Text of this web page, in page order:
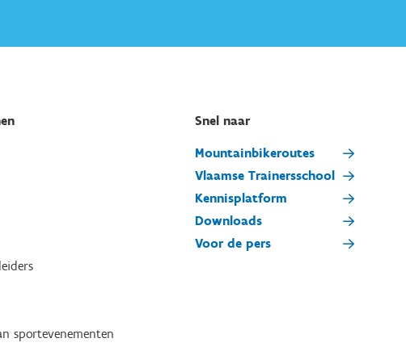
sportevenementen
Snel naar
Mountainbikeroutes
Vlaamse Trainersschool
Kennisplatform
Downloads
Voor de pers